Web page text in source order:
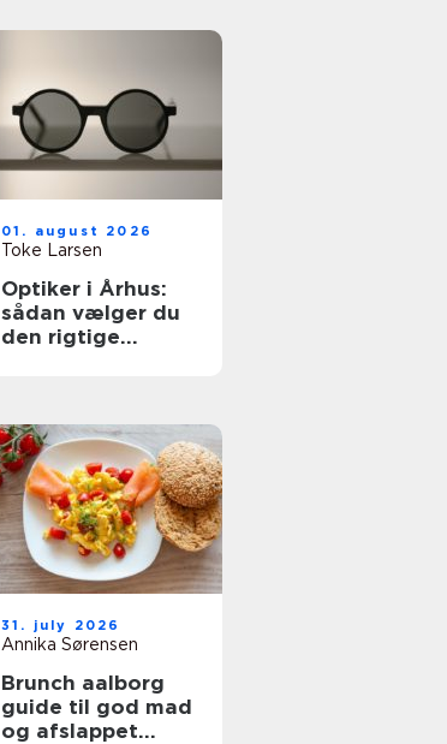
01. august 2026
Toke Larsen
Optiker i Århus:
sådan vælger du
den rigtige
31. july 2026
Annika Sørensen
Brunch aalborg
guide til god mad
og afslappet